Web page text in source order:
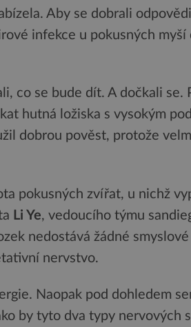
Aby se dobrali
infekce u pokusných
co se bude dít. A dočkali se.
hutná ložiska s vysokým
dobrou pověst, protože
pokusných zvířat, u nichž
Li Ye, vedoucího týmu
nedostává žádné
nervstvo.
Naopak pod dohledem
by tyto dva typy nervových